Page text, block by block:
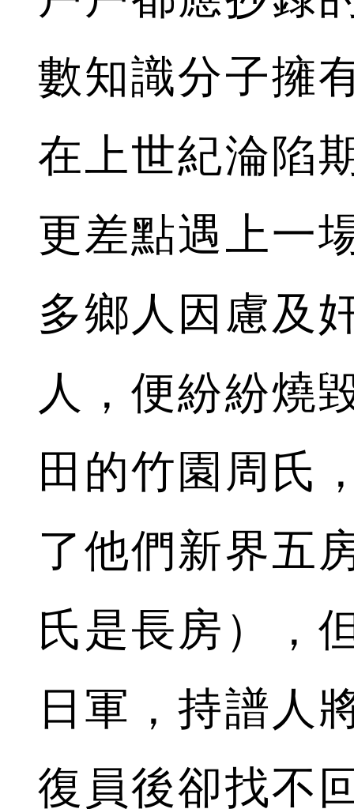
數知識分子擁
在上世紀淪陷
更差點遇上一
多鄉人因慮及
人，便紛紛燒
田的竹園周氏
了他們新界五
氏是長房），
日軍，持譜人
復員後卻找不